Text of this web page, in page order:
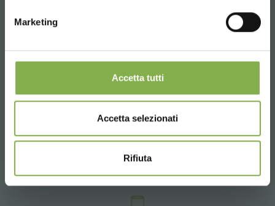
Marketing
Accetta tutti
Accetta selezionati
Rifiuta
Email
Richiedi informazioni
info@orlandelli.it
* Sconti non cumulabili, calcolati al netto di